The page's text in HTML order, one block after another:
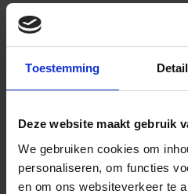
Toestemming
Deze website maakt gebruik
We gebruiken cookies om
personaliseren, om functies
en om ons websiteverkeer te